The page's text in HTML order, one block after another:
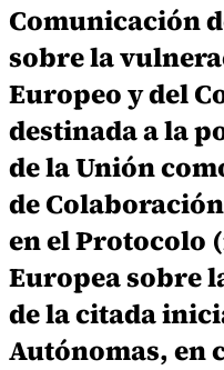
Comunicación
sobre la
Europeo y del
destinada a la
de la Unión
de
en el Protocolo
Europea sobre
de la citada
Autónomas, en